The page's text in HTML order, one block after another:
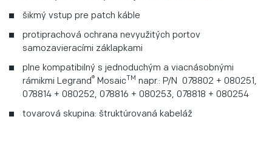
šikmý vstup pre patch káble
protiprachová ochrana nevyužitých portov
samozavieracími záklapkami
plne kompatibilný s jednoduchým a viacnásobnými
rámikmi Legrand® Mosaic TM napr.: P/N 078802 + 080251,
078814 + 080252, 078816 + 080253, 078818 + 080254
tovarová skupina: štruktúrovaná kabeláž